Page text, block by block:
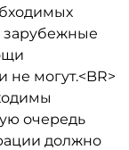
зарубежные
не могут.<BR>
очередь
должно